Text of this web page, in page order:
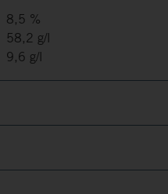
8,5 %
58,2 g/l
9,6 g/l